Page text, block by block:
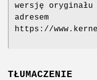
wersję oryginału
adresem
https://
TŁUMACZENIE